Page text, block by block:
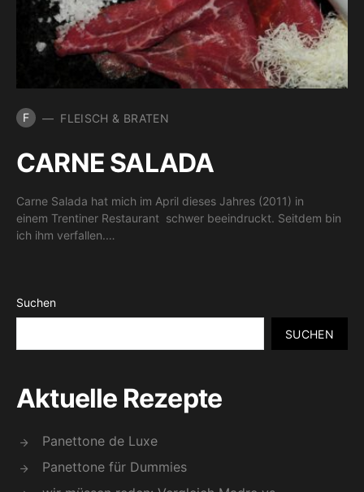
F FLEISCH & BRATEN
CARNE SALADA
Carne Salada hat mich im April dieses Jahres (2011) in
einem Trentiner Restaurant schwer beeindruckt. Seitdem bin
ich ihm verfallen.…
Suchen
SUCHEN
Aktuelle Rezepte
Panettone de Luxe
Panettone für Dummies